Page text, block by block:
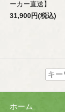
ーカー直送】
31,900円(税込)
ホーム